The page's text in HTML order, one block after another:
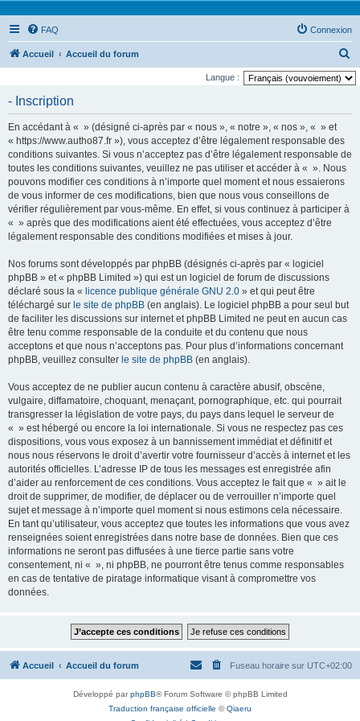
FAQ Connexion
Accueil Accueil du forum
e
Langue :
- Inscription
En accédant à « » (désigné ci-après par « nous », « notre », « nos », « » et
« https://www.autho87.fr »), vous acceptez d’être légalement responsable des
conditions suivantes. Si vous n’acceptez pas d’être légalement responsable de
toutes les conditions suivantes, veuillez ne pas utiliser et accéder à « ». Nous
pouvons modifier ces conditions à n’importe quel moment et nous essaierons
de vous informer de ces modifications, bien que nous vous conseillons de
vérifier régulièrement par vous-même. En effet, si vous continuez à participer à
« » après que des modifications aient été effectuées, vous acceptez d’être
légalement responsable des conditions modifiées et mises à jour.
Nos forums sont développés par phpBB (désignés ci-après par « logiciel
phpBB » et « phpBB Limited ») qui est un logiciel de forum de discussions
déclaré sous la « licence publique générale GNU 2.0 » et qui peut être
téléchargé sur le site de phpBB (en anglais). Le logiciel phpBB a pour seul but
de faciliter les discussions sur internet et phpBB Limited ne peut en aucun cas
être tenu comme responsable de la conduite et du contenu que nous
acceptons et que nous n’acceptons pas. Pour plus d’informations concernant
phpBB, veuillez consulter le site de phpBB (en anglais).
Vous acceptez de ne publier aucun contenu à caractère abusif, obscène,
vulgaire, diffamatoire, choquant, menaçant, pornographique, etc. qui pourrait
transgresser la législation de votre pays, du pays dans lequel le serveur de
« » est hébergé ou encore la loi internationale. Si vous ne respectez pas ces
dispositions, vous vous exposez à un bannissement immédiat et définitif et
nous nous réservons le droit d’avertir votre fournisseur d’accès à internet et les
autorités officielles. L’adresse IP de tous les messages est enregistrée afin
d’aider au renforcement de ces conditions. Vous acceptez le fait que « » ait le
droit de supprimer, de modifier, de déplacer ou de verrouiller n’importe quel
sujet et message à n’importe quel moment si nous estimons cela nécessaire.
En tant qu’utilisateur, vous acceptez que toutes les informations que vous avez
renseignées soient enregistrées dans notre base de données. Bien que ces
informations ne seront pas diffusées à une tierce partie sans votre
consentement, ni « », ni phpBB, ne pourront être tenus comme responsables
en cas de tentative de piratage informatique visant à compromettre vos
données.
Accueil Accueil du forum Fuseau horaire sur UTC+02:00
Développé parphpBB® Forum Software © phpBB Limited
Traduction française officielle ©Qiaeru